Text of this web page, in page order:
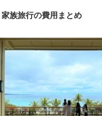
家族旅行の費用まとめ